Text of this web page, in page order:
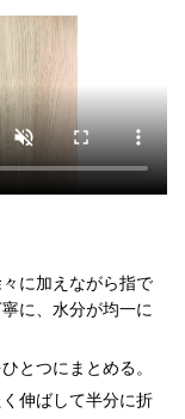
に加えながら指で
に、水分が均一に
とつにまとめる。
伸ばして半分に折